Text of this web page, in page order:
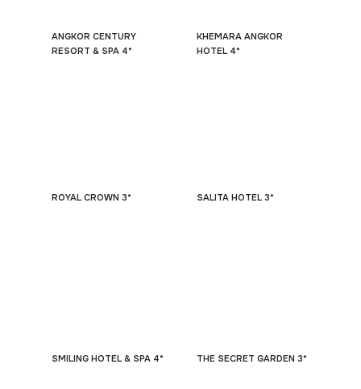
ANGKOR CENTURY
RESORT & SPA 4*
KHEMARA ANGKOR
HOTEL 4*
ROYAL CROWN 3* SALITA HOTEL 3*
SMILING HOTEL & SPA 4* THE SECRET GARDEN 3*